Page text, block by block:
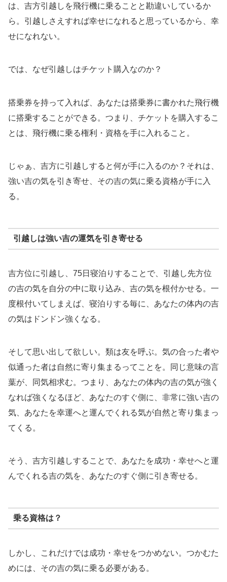
は、吉方引越しを飛行機に乗ることと勘違いしているか
ら。引越しさえすれば幸せになれると思っているから、幸
せになれない。
では、なぜ引越しはチケット購入なのか？
搭乗券を持って入れば、あなたは搭乗券に書かれた飛行機
に搭乗することができる。つまり、チケットを購入するこ
とは、飛行機に乗る権利・資格を手に入れること。
じゃぁ、吉方に引越しすると何が手に入るのか？それは、
強い吉の気を引き寄せ、その吉の気に乗る資格が手に入
る。
引越しは強い吉の運気を引き寄せる
吉方位に引越し、75日寝泊りすることで、引越し先方位
の吉の気を自分の中に取り込み、吉の気を根付かせる。一
度根付いてしまえば、寝泊りする毎に、あなたの体内の吉
の気はドンドン強くなる。
そして思い出して欲しい。類は友を呼ぶ。気の合った者や
似通った者は自然に寄り集まるってことを。同じ意味の言
葉が、同気相求む。つまり、あなたの体内の吉の気が強く
なれば強くなるほど、あなたのすぐ側に、非常に強い吉の
気、あなたを幸運へと運んでくれる気が自然と寄り集まっ
てくる。
そう、吉方引越しすることで、あなたを成功・幸せへと運
んでくれる吉の気を、あなたのすぐ側に引き寄せる。
乗る資格は？
しかし、これだけでは成功・幸せをつかめない。つかむた
めには、その吉の気に乗る必要がある。